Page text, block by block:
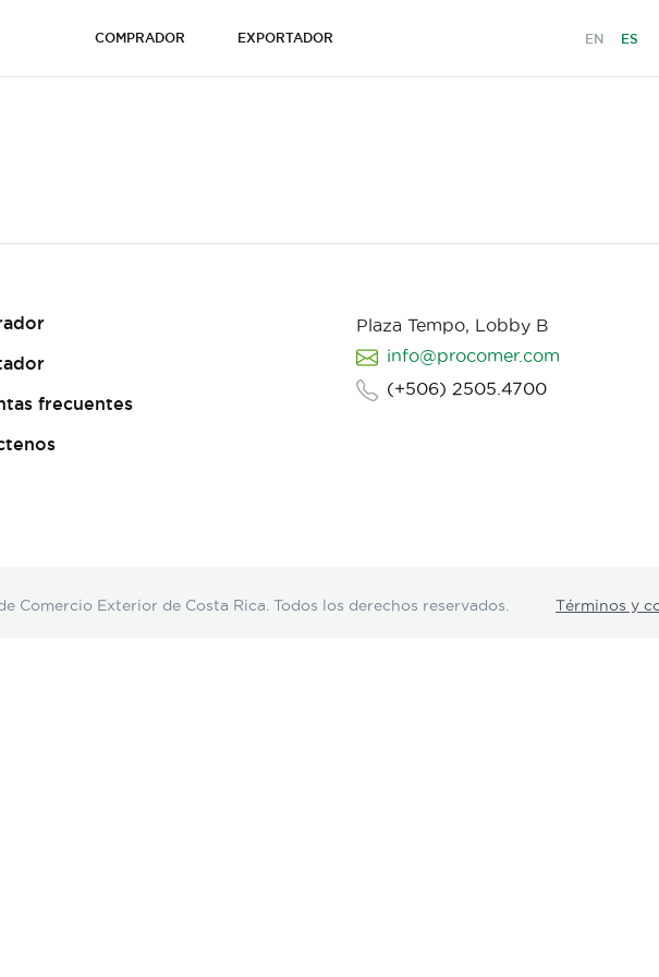
COMPRADOR EXPORTADOR EN ES
frecuentes
Plaza Tempo, Lobby B
info@procomer.com
(+506) 2505.4700
Comercio Exterior de Costa Rica. Todos los derechos reservados. Términos y